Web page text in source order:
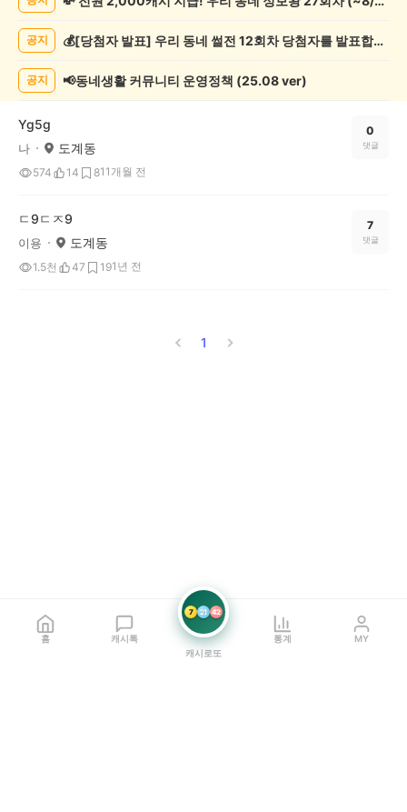
록
공지 💰[당첨자 발표] 우리 동네 썰전 12회차 당첨자를 발표합니다!
공지 📢동네생활 커뮤니티 운영정책 (25.08 ver)
Yg5g
나 도계동
574 14 811개월 전
0
댓글
ㄷ9ㄷㅈ9
이용 도계동
1.5천 47 191년 전
7
댓글
1
홈 캐시톡
7 21 42
캐시로또
통계 MY